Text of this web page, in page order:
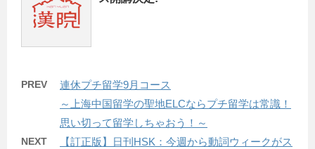
PREV
連休プチ留学9月コース
～上海中国留学の聖地ELCならプチ留学は常識！
思い切って留学しちゃおう！～
NEXT
【訂正版】日刊HSK：今週から動詞ウィークがス